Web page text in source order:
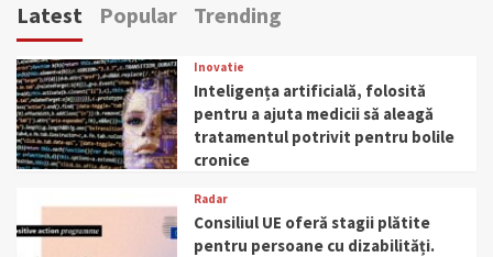
Latest Popular Trending
Inovatie
Inteligența artificială, folosită
pentru a ajuta medicii să aleagă
tratamentul potrivit pentru bolile
cronice
Radar
Consiliul UE oferă stagii plătite
pentru persoane cu dizabilități.